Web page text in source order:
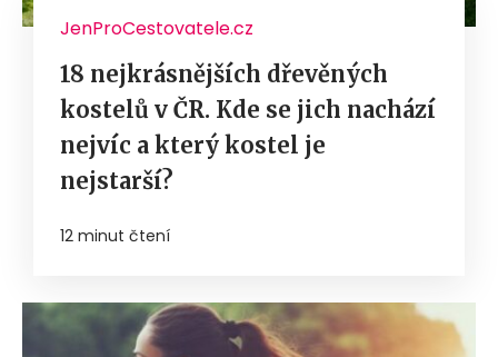
JenProCestovatele.cz
18 nejkrásnějších dřevěných
kostelů v ČR. Kde se jich nachází
nejvíc a který kostel je
nejstarší?
12 minut čtení